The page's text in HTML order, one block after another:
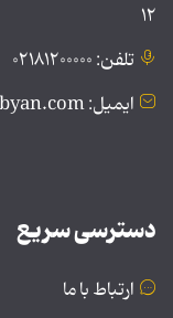
۱۲
تلفن: ۰۲۱۸۱۲۰۰۰۰۰
ایمیل: public@tebyan.com
دسترسی سریع
ارتباط با ما